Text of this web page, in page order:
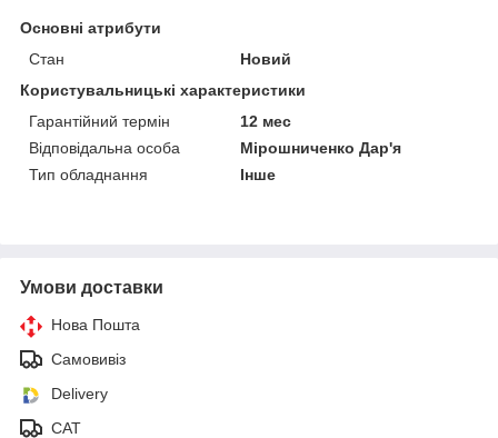
Основні атрибути
Стан
Новий
Користувальницькі характеристики
Гарантійний термін
12 мес
Відповідальна особа
Мірошниченко Дар'я
Тип обладнання
Інше
Умови доставки
Нова Пошта
Самовивіз
Delivery
САТ